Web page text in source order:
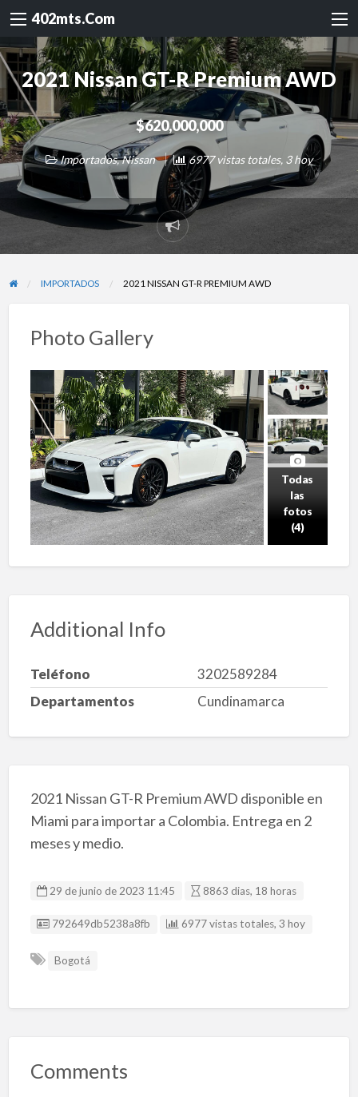
402mts.Com
2021 Nissan GT-R Premium AWD
$620,000,000
Importados,Nissan 6977 vistas totales, 3 hoy
Reportar
problema
IMPORTADOS 2021 NISSAN GT-R PREMIUM AWD
Photo Gallery
Todas
las
fotos
(4)
Additional Info
Teléfono
3202589284
Departamentos
Cundinamarca
2021 Nissan GT-R Premium AWD disponible en
Miami para importar a Colombia. Entrega en 2
meses y medio.
29 de junio de 2023 11:45 8863 dias, 18 horas
Listing ID
792649db5238a8fb 6977 vistas totales, 3 hoy
Bogotá
Comments